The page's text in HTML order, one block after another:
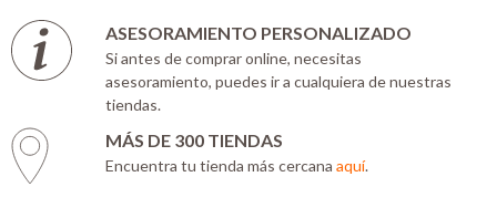
ASESORAMIENTO PERSONALIZADO
Si antes de comprar online, necesitas
asesoramiento, puedes ir a cualquiera de nuestras
tiendas.
MÁS DE 300 TIENDAS
Encuentra tu tienda más cercana aquí.